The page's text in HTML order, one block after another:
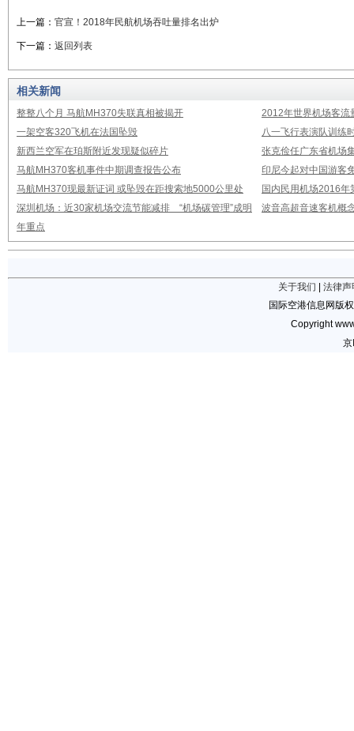
上一篇： 官宣！2018年民航机场吞吐量排名出炉
下一篇： 返回列表
相关新闻
整整八个月 马航MH370失联真相被揭开
2012年世界机场客流
一架空客320飞机在法国坠毁
八一飞行表演队训练
新西兰空军在珀斯附近发现疑似碎片
张克俭任广东省机场
马航MH370客机事件中期调查报告公布
印尼今起对中国游客
马航MH370现最新证词 或坠毁在距搜索地5000公里处
国内民用机场2016年
深圳机场：近30家机场交流节能减排 “机场碳管理”成明
年重点
波音高超音速客机概
关于我们
法律声
国际空港信息网版
Copyright